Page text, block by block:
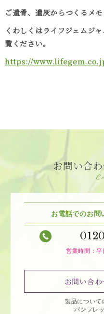
ご遺骨、遺灰からつくるメ
くわしくはライフジェムジ
覧ください。
https://
お問い合
お電話でのお問
営業時間：
お問い合
製品について
パンフレ